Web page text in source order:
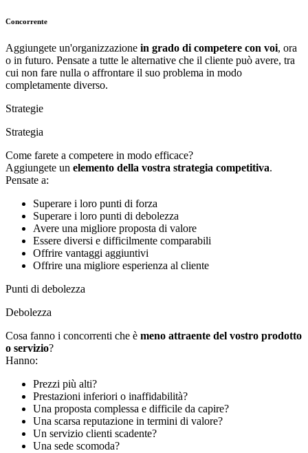
Concorrente
Aggiungete un'organizzazione in grado di competere con voi, ora
o in futuro. Pensate a tutte le alternative che il cliente può avere, tra
cui non fare nulla o affrontare il suo problema in modo
completamente diverso.
Strategie
Strategia
Come farete a competere in modo efficace?
Aggiungete un elemento della vostra strategia competitiva.
Pensate a:
Superare i loro punti di forza
Superare i loro punti di debolezza
Avere una migliore proposta di valore
Essere diversi e difficilmente comparabili
Offrire vantaggi aggiuntivi
Offrire una migliore esperienza al cliente
Punti di debolezza
Debolezza
Cosa fanno i concorrenti che è meno attraente del vostro prodotto
o servizio?
Hanno:
Prezzi più alti?
Prestazioni inferiori o inaffidabilità?
Una proposta complessa e difficile da capire?
Una scarsa reputazione in termini di valore?
Un servizio clienti scadente?
Una sede scomoda?